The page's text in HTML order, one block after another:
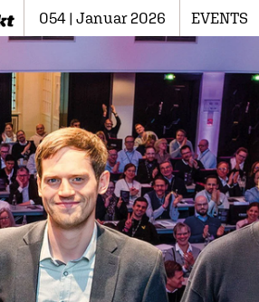
054 | Januar 2026 EVENTS